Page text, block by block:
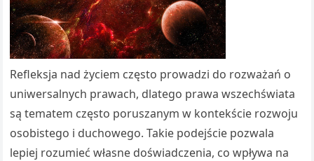
Refleksja nad życiem często prowadzi do rozważań o
uniwersalnych prawach, dlatego prawa wszechświata
są tematem często poruszanym w kontekście rozwoju
osobistego i duchowego. Takie podejście pozwala
lepiej rozumieć własne doświadczenia, co wpływa na